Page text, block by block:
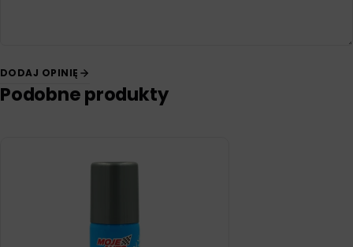
DODAJ OPINIĘ
Podobne produkty